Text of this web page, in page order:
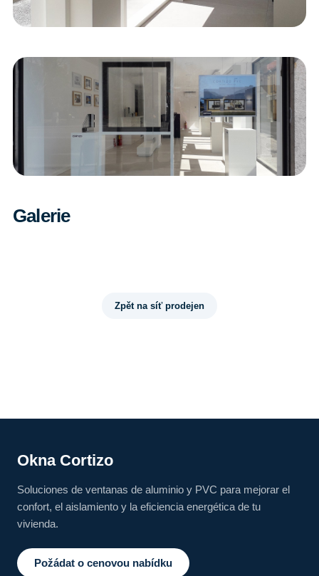
Galerie
Zpět na síť prodejen
Okna Cortizo
Soluciones de ventanas de aluminio y PVC para mejorar el
confort, el aislamiento y la eficiencia energética de tu
vivienda.
Požádat o cenovou nabídku